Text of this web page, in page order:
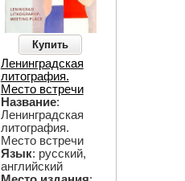
Купить
Ленинградская
литография.
Место встречи
Название:
Ленинградская
литография.
Место встречи
Язык: русский,
английский